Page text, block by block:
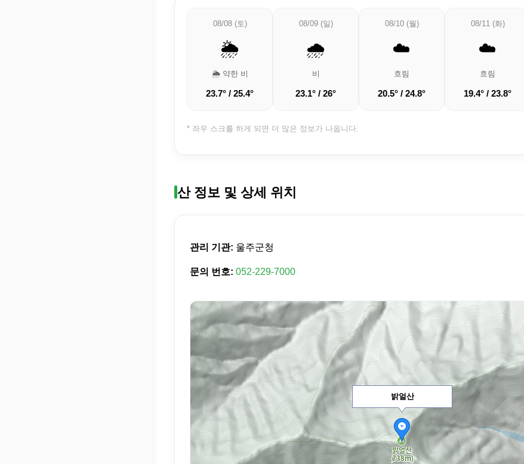
08/08 (토)
🌦️
🌦️ 약한 비
23.7° / 25.4°
08/09 (일)
🌧️
비
23.1° / 26°
08/10 (월)
☁️
흐림
20.5° / 24.8°
08/11 (화)
☁️
흐림
19.4° / 23.8°
* 좌우 스크롤 하게 되면 더 많은 정보가 나옵니다.
산 정보 및 상세 위치
관리 기관: 울주군청
문의 번호: 052-229-7000
밝얼산